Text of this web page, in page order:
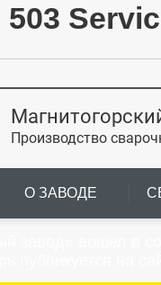
503
Производство
О ЗАВОДЕ